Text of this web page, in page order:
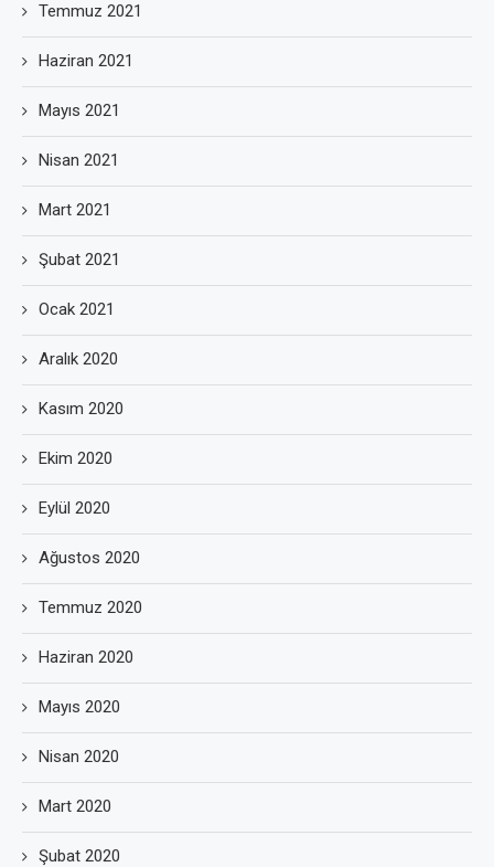
Temmuz 2021
Haziran 2021
Mayıs 2021
Nisan 2021
Mart 2021
Şubat 2021
Ocak 2021
Aralık 2020
Kasım 2020
Ekim 2020
Eylül 2020
Ağustos 2020
Temmuz 2020
Haziran 2020
Mayıs 2020
Nisan 2020
Mart 2020
Şubat 2020